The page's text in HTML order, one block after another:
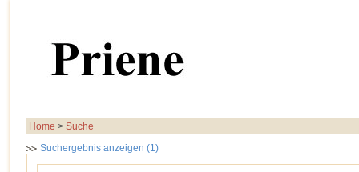
Home > Suche
Suchergebnis anzeigen (1)